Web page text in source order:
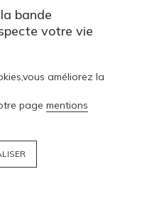
de sorte qu’il ne sert à
que l’enfant en est le
fois suffirait. Ce dispositif
il s’agit de
sa seule imagination,
L’Arabe du futur
traversés par
titre, pouvaient laisser
empreinte sur la
et les sentiments à
aujourd’hui, alors qu’il se
à rendre ses
bande
votre vie
améliorez la
page mentions